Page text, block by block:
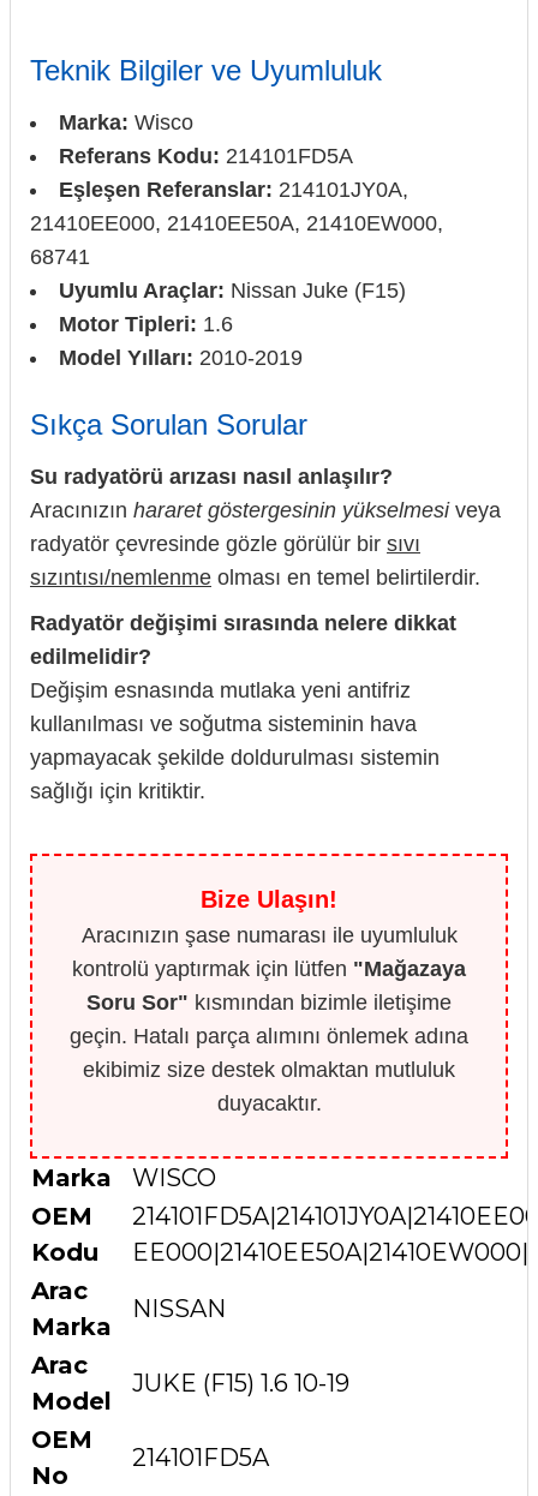
Teknik Bilgiler ve Uyumluluk
Marka: Wisco
Referans Kodu: 214101FD5A
Eşleşen Referanslar: 214101JY0A,
21410EE000, 21410EE50A, 21410EW000,
68741
Uyumlu Araçlar: Nissan Juke (F15)
Motor Tipleri: 1.6
Model Yılları: 2010-2019
Sıkça Sorulan Sorular
Su radyatörü arızası nasıl anlaşılır?
Aracınızın hararet göstergesinin yükselmesiveya
radyatör çevresinde gözle görülür bir sıvı
sızıntısı/nemlenme olması en temel belirtilerdir.
Radyatör değişimi sırasında nelere dikkat
edilmelidir?
Değişim esnasında mutlaka yeni antifriz
kullanılması ve soğutma sisteminin hava
yapmayacak şekilde doldurulması sistemin
sağlığı için kritiktir.
Bize Ulaşın!
Aracınızın şase numarası ile uyumluluk
kontrolü yaptırmak için lütfen "Mağazaya
Soru Sor" kısmından bizimle iletişime
geçin. Hatalı parça alımını önlemek adına
ekibimiz size destek olmaktan mutluluk
duyacaktır.
Marka
WISCO
OEM
Kodu
Arac
Marka
NISSAN
Arac
Model
JUKE (F15) 1.6 10-19
OEM
No
214101FD5A